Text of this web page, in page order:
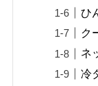
ひ
ク
ネ
冷